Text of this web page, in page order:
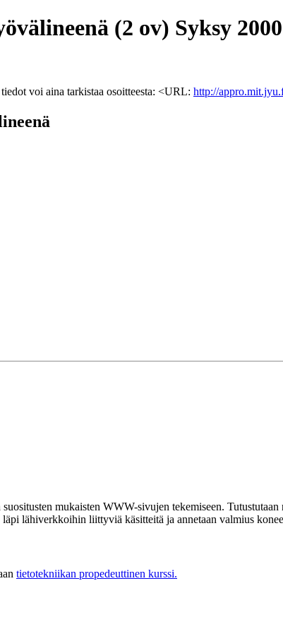
(2 ov) Syksy 2000
voi aina tarkistaa osoitteesta: <URL: http://
mukaisten WWW-sivujen tekemiseen.
lähiverkkoihin liittyviä käsitteitä ja annetaan valmius
tietotekniikan propedeuttinen kurssi.